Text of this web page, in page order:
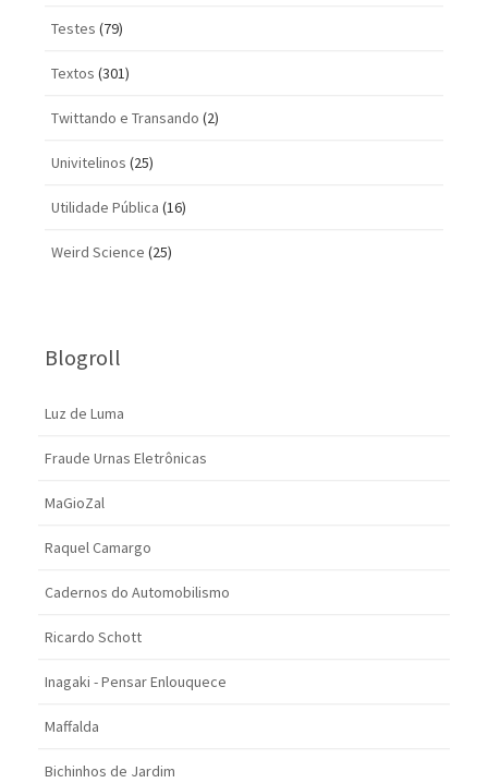
Testes (79)
Textos (301)
Twittando e Transando (2)
Univitelinos (25)
Utilidade Pública (16)
Weird Science (25)
Blogroll
Luz de Luma
Fraude Urnas Eletrônicas
MaGioZal
Raquel Camargo
Cadernos do Automobilismo
Ricardo Schott
Inagaki - Pensar Enlouquece
Maffalda
Bichinhos de Jardim